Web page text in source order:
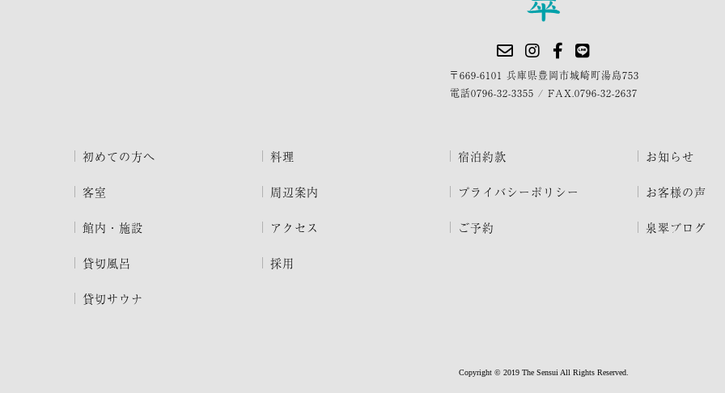
〒669-6101 兵庫県豊岡市城崎町湯島753
電話0796-32-3355 / FAX.0796-32-2637
初めての方へ
客室
館内・施設
貸切風呂
貸切サウナ
料理
周辺案内
アクセス
採用
宿泊約款
プライバシーポリシー
ご予約
お知らせ
お客様の声
泉翠ブログ
Copyright © 2019 The Sensui All Rights Reserved.